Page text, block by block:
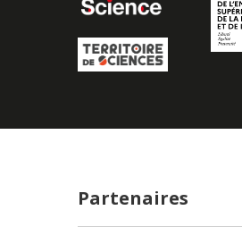
Partenaires